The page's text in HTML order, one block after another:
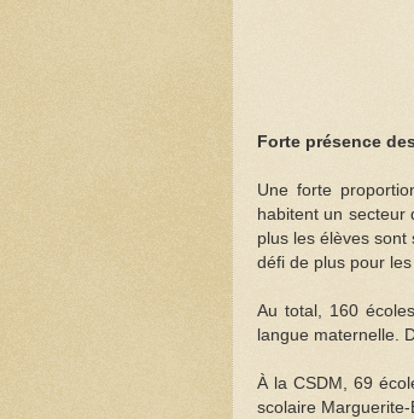
Forte présence
Une forte
habitent un secteur
plus les élèves
défi de plus pour
Au total, 160
langue maternelle.
À la CSDM, 69
scolaire